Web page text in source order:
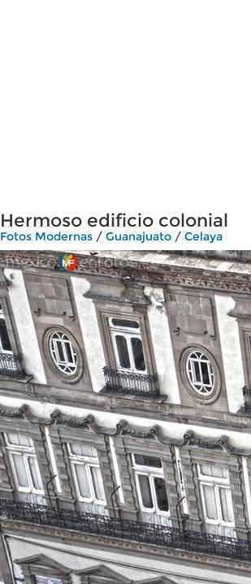
Hermoso edificio colonial
Fotos Modernas / Guanajuato / Celaya